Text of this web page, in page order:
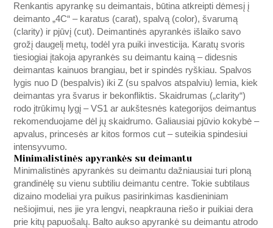
Renkantis apyrankę su deimantais, būtina atkreipti dėmesį į
deimanto „4C“ – karatus (carat), spalvą (color), švarumą
(clarity) ir pjūvį (cut). Deimantinės apyrankės išlaiko savo
grožį daugelį metų, todėl yra puiki investicija. Karatų svoris
tiesiogiai įtakoja apyrankės su deimantu kainą – didesnis
deimantas kainuos brangiau, bet ir spindės ryškiau. Spalvos
lygis nuo D (bespalvis) iki Z (su spalvos atspalviu) lemia, kiek
deimantas yra švarus ir bekonfliktis. Skaidrumas („clarity“)
rodo įtrūkimų lygį – VS1 ar aukštesnės kategorijos deimantus
rekomenduojame dėl jų skaidrumo. Galiausiai pjūvio kokybė –
apvalus, princesės ar kitos formos cut – suteikia spindesiui
intensyvumo.
Minimalistinės apyrankės su deimantu
Minimalistinės apyrankės su deimantu dažniausiai turi ploną
grandinėlę su vienu subtiliu deimantu centre. Tokie subtilaus
dizaino modeliai yra puikus pasirinkimas kasdieniniam
nešiojimui, nes jie yra lengvi, neapkrauna riešo ir puikiai dera
prie kitų papuošalų. Balto aukso apyrankė su deimantu atrodo